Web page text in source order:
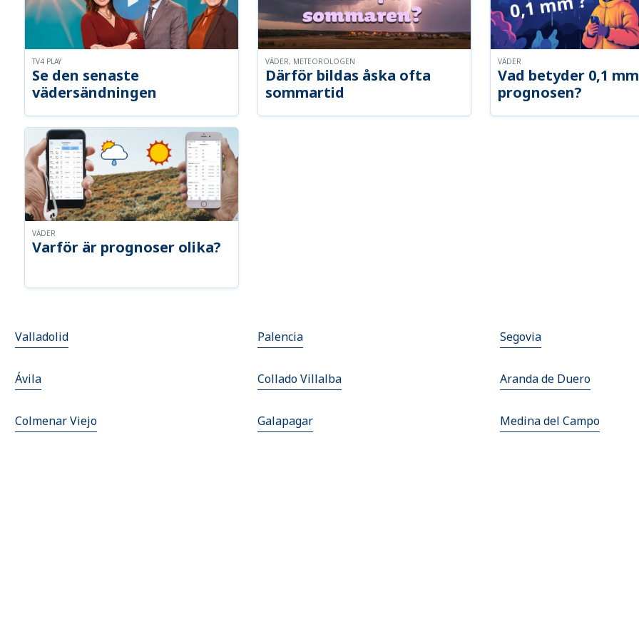
Se den senaste
vädersändningen
TV4 PLAY
Därför bildas åska ofta
sommartid
VÄDER, METEOROLOGEN
Vad betyder 0,1
prognosen?
VÄDER
Varför är prognoser olika?
VÄDER
Valladolid Palencia Segovia
Ávila Collado Villalba Aranda de Duero
Colmenar Viejo Galapagar Medina del Campo